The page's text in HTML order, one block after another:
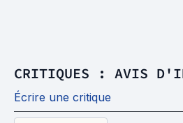
CRITIQUES : AVIS
Écrire une critique